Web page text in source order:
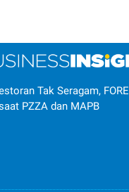
Tak Seragam, FORE
PZZA dan MAPB